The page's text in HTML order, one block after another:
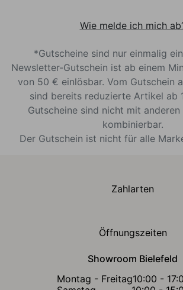
Wie melde ich mich
*Gutscheine sind nur einmalig
Newsletter-Gutschein ist ab einem
von 50 € einlösbar. Vom Gutschein
sind bereits reduzierte Artikel ab
Gutscheine sind nicht mit anderen
kombinierbar.
Der Gutschein ist nicht für alle
Zahlarten
Öffnungszeiten
Showroom Bielefeld
Montag - Freitag10:00 -